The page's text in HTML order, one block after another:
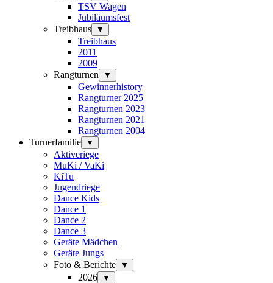
TSV Wagen
Jubiläumsfest
Treibhaus
▼
Treibhaus
2011
2009
Rangturnen
▼
Gewinnerhistory
Rangturner 2025
Rangturnen 2023
Rangturnen 2021
Rangturnen 2004
Turnerfamilie
▼
Aktiveriege
MuKi / VaKi
KiTu
Jugendriege
Dance Kids
Dance 1
Dance 2
Dance 3
Geräte Mädchen
Geräte Jungs
Foto & Berichte
▼
2026 ▼